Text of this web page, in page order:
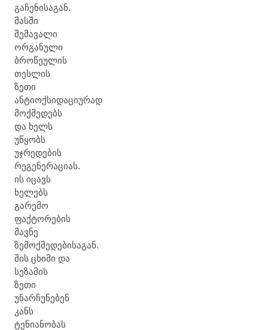
გაჩენისაგან.
მასში
შემავალი
ორგანული
ბროწეულის
თესლის
ზეთი
ანტიოქსიდაციურად
მოქმედებს
და ხელს
უწყობს
უჯრედების
რეგენერაციას.
ის იცავს
ხელებს
გარემო
ფაქტორების
მავნე
ზემოქმედებისაგან.
შის ცხიმი და
სეზამის
ზეთი
უნარჩუნებენ
კანს
ტენიანობას